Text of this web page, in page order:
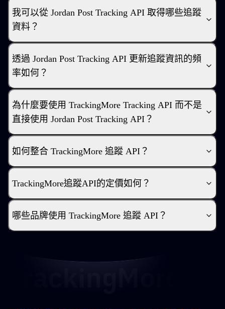
我可以從 Jordan Post Tracking API 取得哪些追蹤
資料？
透過 Jordan Post Tracking API 更新追蹤資訊的頻
率如何？
為什麼要使用 TrackingMore Tracking API 而不是
直接使用 Jordan Post Tracking API？
如何整合 TrackingMore 追蹤 API？
TrackingMore追蹤API的定價如何？
哪些品牌使用 TrackingMore 追蹤 API？